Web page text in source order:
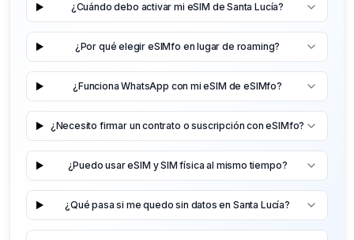
¿Cuándo debo activar mi eSIM de Santa Lucía?
¿Por qué elegir eSIMfo en lugar de roaming?
¿Funciona WhatsApp con mi eSIM de eSIMfo?
¿Necesito firmar un contrato o suscripción con eSIMfo?
¿Puedo usar eSIM y SIM física al mismo tiempo?
¿Qué pasa si me quedo sin datos en Santa Lucía?